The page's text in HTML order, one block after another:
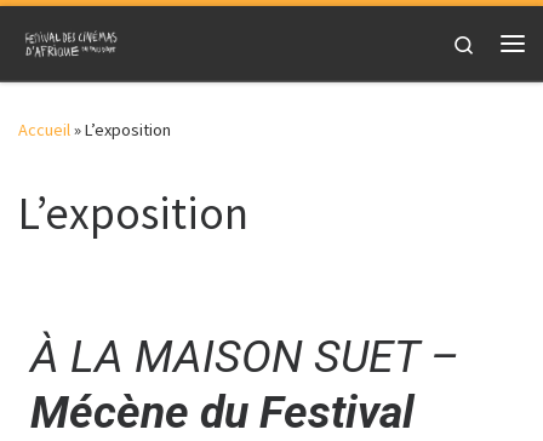
Skip to content Search
Accueil»L’exposition
L’exposition
À LA MAISON SUET –
Mécène du Festival